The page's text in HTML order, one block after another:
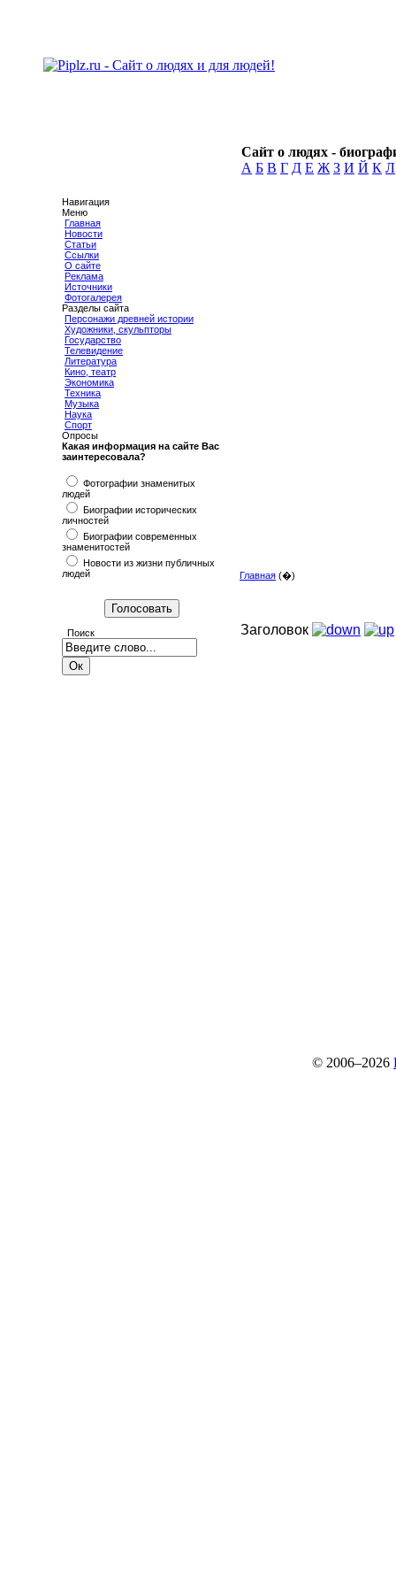
Сайт о людях -
А Б В Г Д Е Ж З И Й К Л
Навигация
Меню
Главная
Новости
Статьи
Ссылки
О сайте
Реклама
Источники
Фотогалерея
Разделы сайта
Персонажи древней истории
Художники, скульпторы
Государство
Телевидение
Литература
Кино, театр
Экономика
Техника
Музыка
Наука
Спорт
Опросы
Какая информация на сайте Вас
заинтересовала?
Фотографии знаменитых
людей
Биографии исторических
личностей
Биографии современных
знаменитостей
Новости из жизни публичных
людей
Поиск
Главная (�)
Заголовок
© 2006–2026